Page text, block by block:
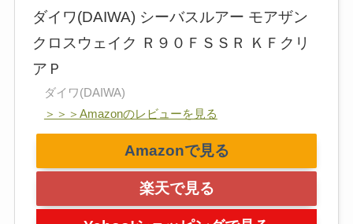
ダイワ(DAIWA) シーバスルアー モアザン
クロスウェイク Ｒ９０ＦＳＳＲ ＫＦクリ
アＰ
ダイワ(DAIWA)
＞＞＞Amazonのレビューを見る
Amazonで見る
楽天で見る